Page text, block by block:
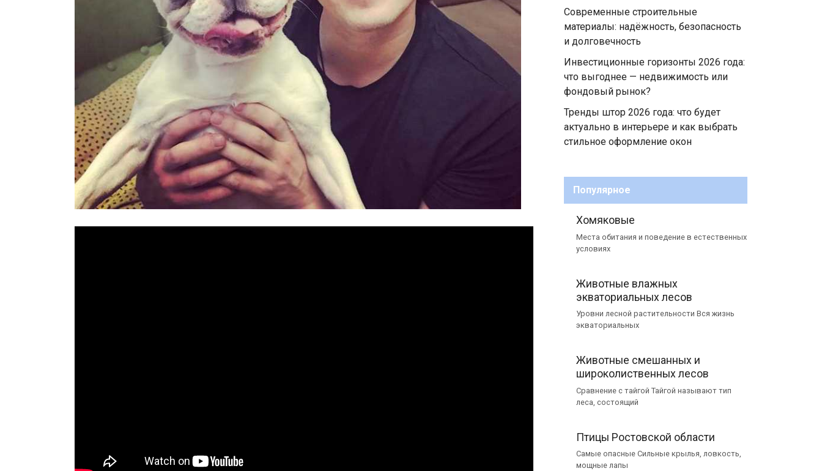
Современные строительные
материалы: надёжность, безопасность
и долговечность
Инвестиционные горизонты 2026 года:
что выгоднее — недвижимость или
фондовый рынок?
Тренды штор 2026 года: что будет
актуально в интерьере и как выбрать
стильное оформление окон
Популярное
Хомяковые
Места обитания и поведение в естественных
условиях
Животные влажных
экваториальных лесов
Уровни лесной растительности Вся жизнь
экваториальных
Животные смешанных и
широколиственных лесов
Сравнение с тайгой Тайгой называют тип
леса, состоящий
Птицы Ростовской области
Самые опасные Сильные крылья, ловкость,
мощные лапы